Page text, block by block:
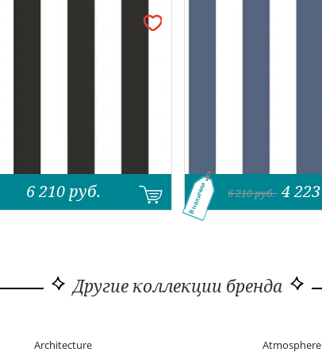
6 210 руб. 6 210руб. 4 223
В наличии
Другие коллекции бренда
Architecture Atmosphere